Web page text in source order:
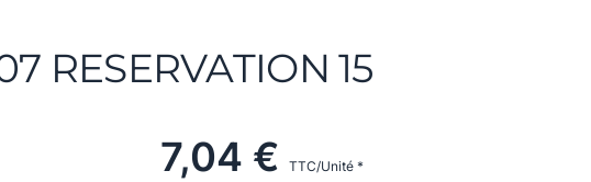
RESERVATION 15
7,04 €
TTC/Unité *